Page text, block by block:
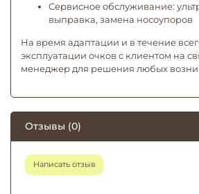
Сервисное обслуживание:
выправка, замена носоупоров
На время адаптации и в течение
эксплуатации очков с клиентом на
менеджер для решения любых
Отзывы (0)
Написать отзыв